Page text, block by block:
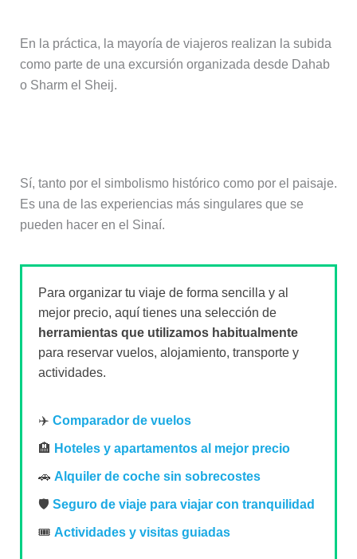
En la práctica, la mayoría de viajeros realizan la subida
como parte de una excursión organizada desde Dahab
o Sharm el Sheij.
Sí, tanto por el simbolismo histórico como por el paisaje.
Es una de las experiencias más singulares que se
pueden hacer en el Sinaí.
Para organizar tu viaje de forma sencilla y al
mejor precio, aquí tienes una selección de
herramientas que utilizamos habitualmente
para reservar vuelos, alojamiento, transporte y
actividades.
✈️ Comparador de vuelos
🏨 Hoteles y apartamentos al mejor precio
🚗 Alquiler de coche sin sobrecostes
🛡️ Seguro de viaje para viajar con tranquilidad
🎟️ Actividades y visitas guiadas